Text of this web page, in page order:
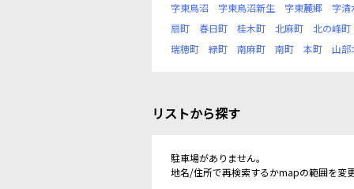
字東鳥沼
字東鳥沼新生 字東麓郷 字清
扇町
春日町 桂木町 北麻町 北の峰町
瑞穂町
緑町 南麻町 南町 本町 山部
リストから探す
駐車場がありません。
地名/住所で再検索するかmapの範囲を変